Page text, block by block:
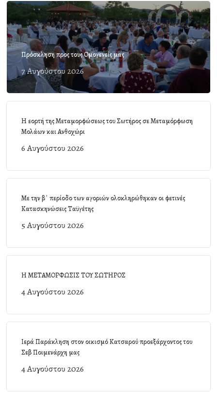
Πρόσκληση προς τους Ομογενείς μας
7 Αυγούστου 2026
Η εορτή της Μεταμορφώσεως του Σωτήρος σε Μεταμόρφωση
Μολάων και Ανθοχώρι
6 Αυγούστου 2026
Με την β΄ περίοδο των αγοριών ολοκληρώθηκαν οι φετινές
Κατασκηνώσεις Ταϋγέτης
5 Αυγούστου 2026
Η ΜΕΤΑΜΟΡΦΩΣΙΣ ΤΟΥ ΣΩΤΗΡΟΣ
4 Αυγούστου 2026
Ιερά Παράκληση στον οικισμό Κατσαρού προεξάρχοντος του
Σεβ Ποιμενάρχη μας
4 Αυγούστου 2026